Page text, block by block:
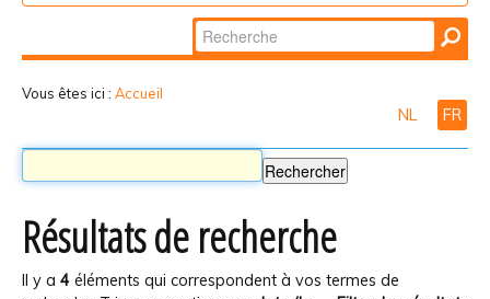
Chercher par
Recherche
Vous êtes ici : Accueil
NL FR
Résultats de recherche
Il y a 4 éléments qui correspondent à vos termes de